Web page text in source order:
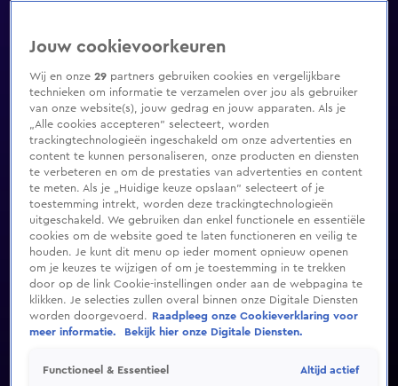
Jouw cookievoorkeuren
Wij en onze29 partners gebruiken cookies en vergelijkbare
technieken om informatie te verzamelen over jou als gebruiker
van onze website(s), jouw gedrag en jouw apparaten. Als je
„Alle cookies accepteren” selecteert, worden
trackingtechnologieën ingeschakeld om onze advertenties en
content te kunnen personaliseren, onze producten en diensten
te verbeteren en om de prestaties van advertenties en content
te meten. Als je „Huidige keuze opslaan” selecteert of je
toestemming intrekt, worden deze trackingtechnologieën
uitgeschakeld. We gebruiken dan enkel functionele en essentiële
cookies om de website goed te laten functioneren en veilig te
houden. Je kunt dit menu op ieder moment opnieuw openen
om je keuzes te wijzigen of om je toestemming in te trekken
door op de link Cookie-instellingen onder aan de webpagina te
klikken. Je selecties zullen overal binnen onze Digitale Diensten
worden doorgevoerd.
Raadpleeg onze Cookieverklaring voor
meer informatie.
Bekijk hier onze Digitale Diensten.
Functioneel & Essentieel Altijd actief